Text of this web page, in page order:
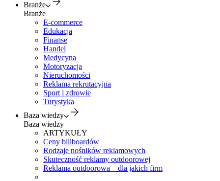
Branże
Branże
E-commerce
Edukacja
Finanse
Handel
Medycyna
Motoryzacja
Nieruchomości
Reklama rekrutacyjna
Sport i zdrowie
Turystyka
Baza wiedzy
Baza wiedzy
ARTYKUŁY
Ceny billboardów
Rodzaje nośników reklamowych
Skuteczność reklamy outdoorowej
Reklama outdoorowa – dla jakich firm